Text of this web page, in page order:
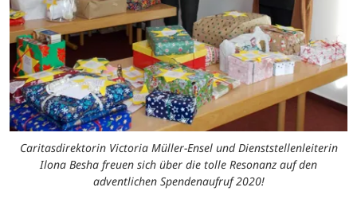
Caritasdirektorin Victoria Müller-Ensel und Dienststellenleiterin
Ilona Besha freuen sich über die tolle Resonanz auf den
adventlichen Spendenaufruf 2020!